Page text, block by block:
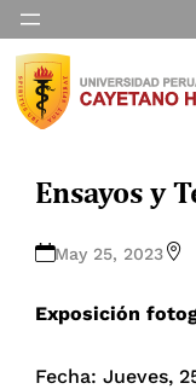
Ensayos y
May 25, 2023
Exposición
Fecha: Jueves,